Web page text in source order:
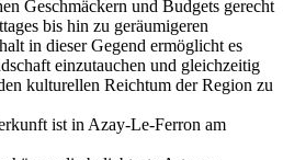
Geschmäckern und Budgets gerecht
bis hin zu geräumigeren
in dieser Gegend ermöglicht es
einzutauchen und gleichzeitig
kulturellen Reichtum der Region zu
ist in Azay-Le-Ferron am